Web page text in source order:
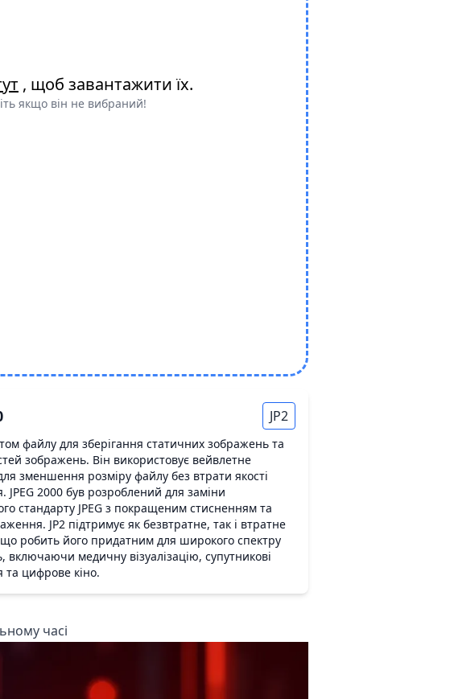
, щоб завантажити їх.
якщо він не вибраний!
JP2
файлу для зберігання статичних зображень та
зображень. Він використовує вейвлетне
зменшення розміру файлу без втрати якості
JPEG 2000 був розроблений для заміни
стандарту JPEG з покращеним стисненням та
JP2 підтримує як безвтратне, так і втратне
робить його придатним для широкого спектру
включаючи медичну візуалізацію, супутникові
цифрове кіно.
часі